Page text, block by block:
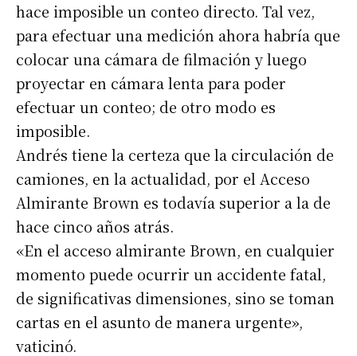
hace imposible un conteo directo. Tal vez,
para efectuar una medición ahora habría que
colocar una cámara de filmación y luego
proyectar en cámara lenta para poder
efectuar un conteo; de otro modo es
imposible.
Andrés tiene la certeza que la circulación de
camiones, en la actualidad, por el Acceso
Almirante Brown es todavía superior a la de
hace cinco años atrás.
«En el acceso almirante Brown, en cualquier
momento puede ocurrir un accidente fatal,
de significativas dimensiones, sino se toman
cartas en el asunto de manera urgente»,
vaticinó.